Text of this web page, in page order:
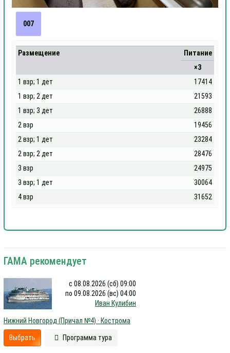
007
Размещение
Питание
×3
1 взр; 1 дет
17414
1 взр; 2 дет
21593
1 взр; 3 дет
26888
2 взр
19456
2 взр; 1 дет
23284
2 взр; 2 дет
28476
3 взр
24975
3 взр; 1 дет
30064
4 взр
31652
ГАМА рекомендует
с 08.08.2026 (сб) 09:00
по 09.08.2026 (вс) 04:00
Иван Кулибин
Нижний Новгород (Причал №4) · Кострома
Выбрать Программа тура